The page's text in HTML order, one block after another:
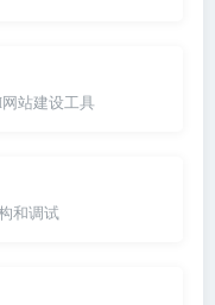
站建设工具
和调试